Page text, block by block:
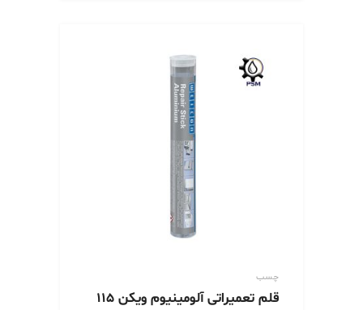
چسب
قلم تعمیراتی آلومینیوم ویکن 115